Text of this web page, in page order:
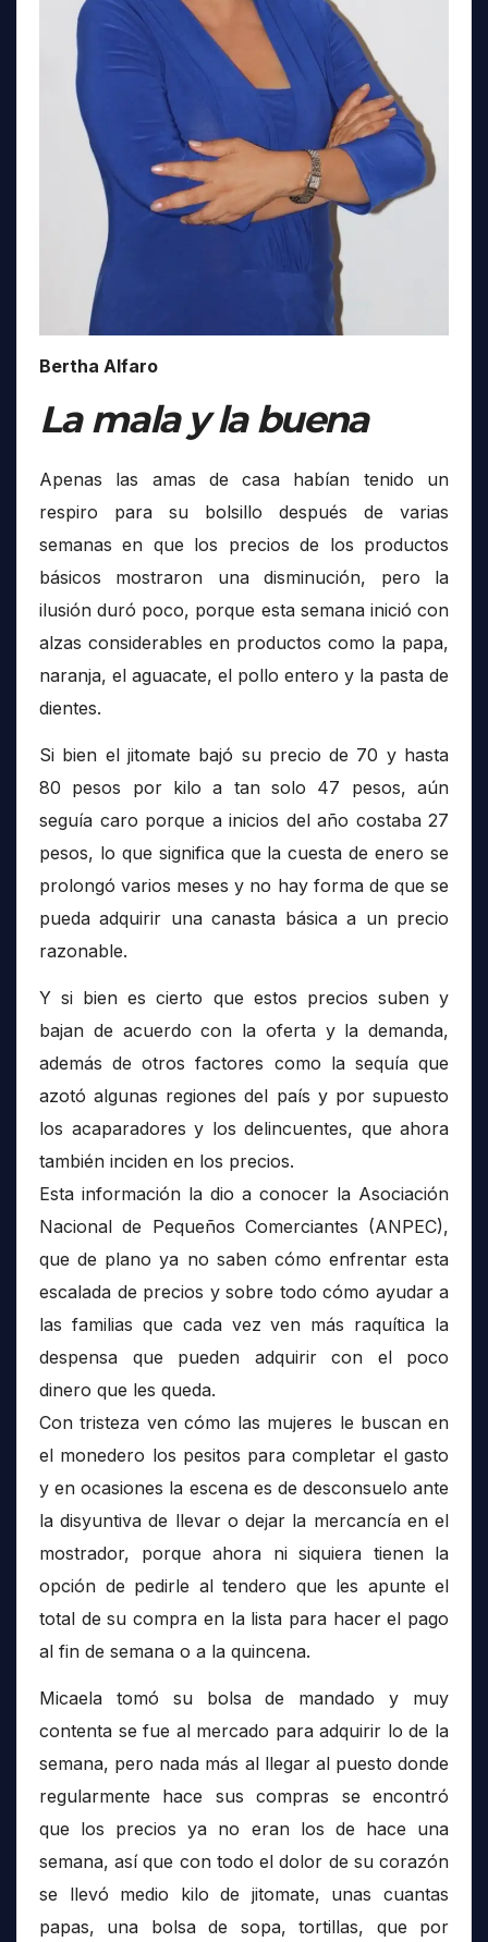
Bertha Alfaro
La mala y la buena
Apenas las amas de casa habían tenido un
respiro para su bolsillo después de varias
semanas en que los precios de los productos
básicos mostraron una disminución, pero la
ilusión duró poco, porque esta semana inició con
alzas considerables en productos como la papa,
naranja, el aguacate, el pollo entero y la pasta de
dientes.
Si bien el jitomate bajó su precio de 70 y hasta
80 pesos por kilo a tan solo 47 pesos, aún
seguía caro porque a inicios del año costaba 27
pesos, lo que significa que la cuesta de enero se
prolongó varios meses y no hay forma de que se
pueda adquirir una canasta básica a un precio
razonable.
Y si bien es cierto que estos precios suben y
bajan de acuerdo con la oferta y la demanda,
además de otros factores como la sequía que
azotó algunas regiones del país y por supuesto
los acaparadores y los delincuentes, que ahora
también inciden en los precios.
Esta información la dio a conocer la Asociación
Nacional de Pequeños Comerciantes (ANPEC),
que de plano ya no saben cómo enfrentar esta
escalada de precios y sobre todo cómo ayudar a
las familias que cada vez ven más raquítica la
despensa que pueden adquirir con el poco
dinero que les queda.
Con tristeza ven cómo las mujeres le buscan en
el monedero los pesitos para completar el gasto
y en ocasiones la escena es de desconsuelo ante
la disyuntiva de llevar o dejar la mercancía en el
mostrador, porque ahora ni siquiera tienen la
opción de pedirle al tendero que les apunte el
total de su compra en la lista para hacer el pago
al fin de semana o a la quincena.
Micaela tomó su bolsa de mandado y muy
contenta se fue al mercado para adquirir lo de la
semana, pero nada más al llegar al puesto donde
regularmente hace sus compras se encontró
que los precios ya no eran los de hace una
semana, así que con todo el dolor de su corazón
se llevó medio kilo de jitomate, unas cuantas
papas, una bolsa de sopa, tortillas, que por